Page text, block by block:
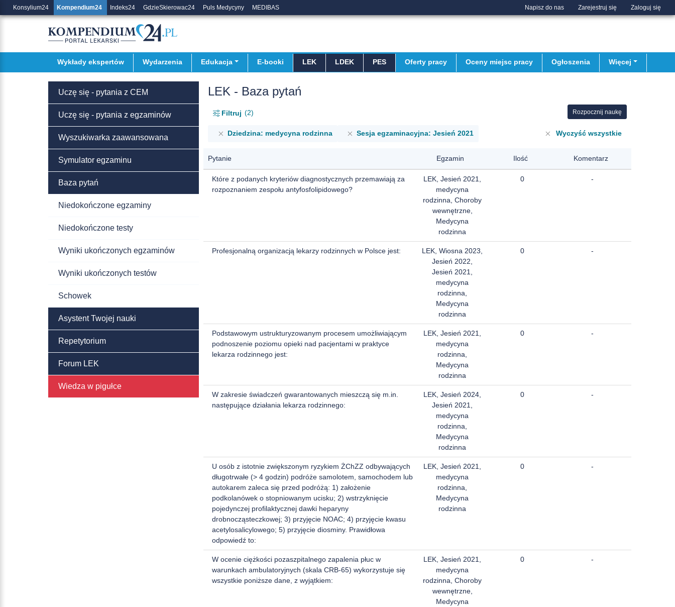
Konsylium24 Kompendium24 Indeks24 GdzieSkierowac24 Puls Medycyny MEDIBAS Napisz do nas Zarejestruj się Zaloguj się
Wykłady ekspertów Wydarzenia Edukacja E-booki LEK LDEK PES Oferty pracy Oceny miejsc pracy Ogłoszenia Więcej
Uczę się - pytania z CEM
Uczę się - pytania z egzaminów
Wyszukiwarka zaawansowana
Symulator egzaminu
Baza pytań
Niedokończone egzaminy
Niedokończone testy
Wyniki ukończonych egzaminów
Wyniki ukończonych testów
Schowek
Asystent Twojej nauki
Repetytorium
Forum LEK
Wiedza w pigułce
LEK - Baza pytań
Filtruj 2 Rozpocznij naukę
Dziedzina: medycyna rodzinna Sesja egzaminacyjna: Jesień 2021 Wyczyść wszystkie
Pytanie Egzamin Ilość Komentarz
Które z podanych kryteriów diagnostycznych przemawiają za
rozpoznaniem zespołu antyfosfolipidowego?
LEK, Jesień 2021,
medycyna
rodzinna, Choroby
wewnętrzne,
Medycyna
rodzinna
0 -
Profesjonalną organizacją lekarzy rodzinnych w Polsce jest:
LEK, Wiosna 2023,
Jesień 2022,
Jesień 2021,
medycyna
rodzinna,
Medycyna
rodzinna
0 -
Podstawowym ustrukturyzowanym procesem umożliwiającym
podnoszenie poziomu opieki nad pacjentami w praktyce
lekarza rodzinnego jest:
LEK, Jesień 2021,
medycyna
rodzinna,
Medycyna
rodzinna
0 -
W zakresie świadczeń gwarantowanych mieszczą się m.in.
następujące działania lekarza rodzinnego:
LEK, Jesień 2024,
Jesień 2021,
medycyna
rodzinna,
Medycyna
rodzinna
0 -
U osób z istotnie zwiększonym ryzykiem ŻChZZ odbywających
długotrwałe (> 4 godzin) podróże samolotem, samochodem lub
autokarem zaleca się przed podróżą: 1) założenie
podkolanówek o stopniowanym ucisku; 2) wstrzyknięcie
pojedynczej profilaktycznej dawki heparyny
drobnocząsteczkowej; 3) przyjęcie NOAC; 4) przyjęcie kwasu
acetylosalicylowego; 5) przyjęcie diosminy. Prawidłowa
odpowiedź to:
LEK, Jesień 2021,
medycyna
rodzinna,
Medycyna
rodzinna
0 -
W ocenie ciężkości pozaszpitalnego zapalenia płuc w
warunkach ambulatoryjnych (skala CRB-65) wykorzystuje się
wszystkie poniższe dane, z wyjątkiem:
LEK, Jesień 2021,
medycyna
rodzinna, Choroby
wewnętrzne,
Medycyna
0 -